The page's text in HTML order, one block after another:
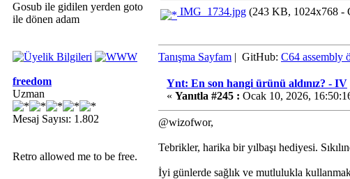
Gosub ile gidilen yerden goto
ile dönen adam
IMG_1734.jpg (243 KB, 1024x768 -
Tanışma Sayfam | GitHub: C64 assembly
freedom
Uzman
Mesaj Sayısı: 1.802
Retro allowed me to be free.
Ynt: En son hangi ürünü aldınız? - IV
« Yanıtla #245 : Ocak 10, 2026,
@wizofwor,
Tebrikler, harika bir yılbaşı hediyesi.
İyi günlerde sağlık ve mutlulukla